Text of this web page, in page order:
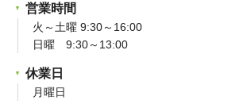
営業時間
火～土曜 9:30～16:00
日曜 9:30～13:00
休業日
月曜日